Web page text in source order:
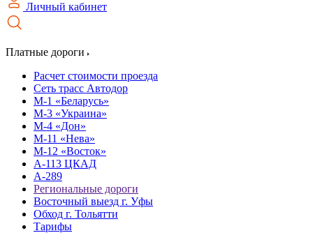
Личный кабинет
Платные дороги
Расчет стоимости проезда
Сеть трасс Автодор
М-1 «Беларусь»
М-3 «Украина»
М-4 «Дон»
М-11 «Нева»
М-12 «Восток»
А-113 ЦКАД
А-289
Региональные дороги
Восточный выезд г. Уфы
Обход г. Тольятти
Тарифы